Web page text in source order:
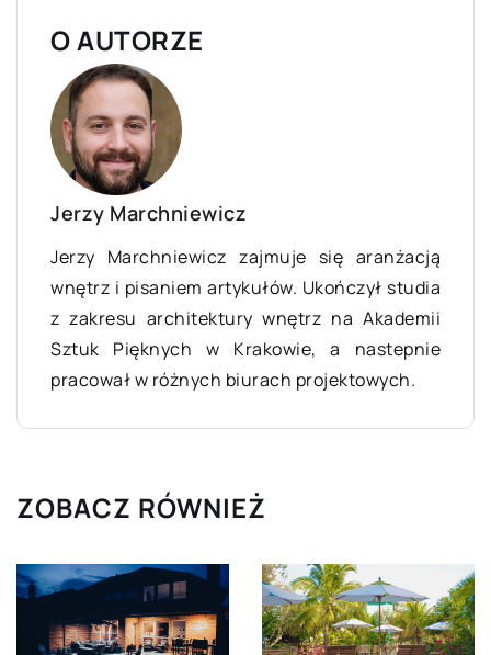
O AUTORZE
Jerzy Marchniewicz
Jerzy Marchniewicz zajmuje się aranżacją
wnętrz i pisaniem artykułów. Ukończył studia
z zakresu architektury wnętrz na Akademii
Sztuk Pięknych w Krakowie, a nastepnie
pracował w różnych biurach projektowych.
ZOBACZ RÓWNIEŻ